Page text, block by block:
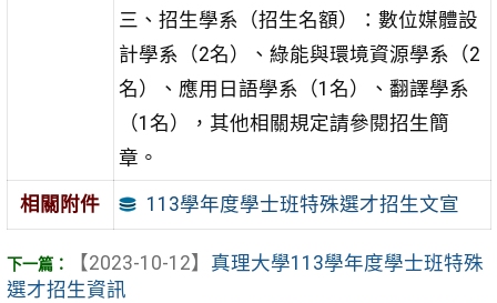
三、招生學系（招生名額）：數位媒體設
計學系（2名）、綠能與環境資源學系（2
名）、應用日語學系（1名）、翻譯學系
（1名），其他相關規定請參閱招生簡
章。
相關附件 113學年度學士班特殊選才招生文宣
【2023-10-12】 真理大學113學年度學士班特殊
選才招生資訊